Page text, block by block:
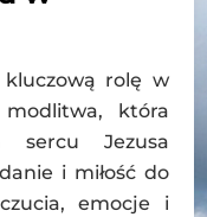
rolę w
która
sercu Jezusa
i miłość do
emocje i